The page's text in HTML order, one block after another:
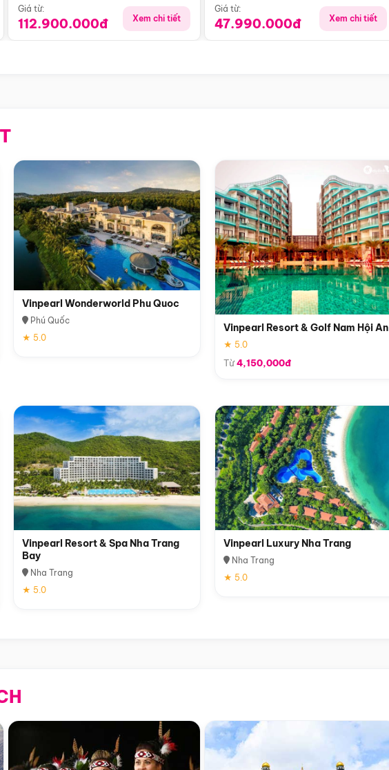
Giá từ:
112.900.000đ Xem chi tiết
Giá từ:
47.990.000đ Xem chi tiết
Vinpearl Wonderworld Phu Quoc
Phú Quốc
★ 5.0
Vinpearl Resort & Golf Nam Hội An
★ 5.0
Từ4,150,000đ
Vinpearl Resort & Spa Nha Trang
Bay
Nha Trang
★ 5.0
Vinpearl Luxury Nha Trang
Nha Trang
★ 5.0